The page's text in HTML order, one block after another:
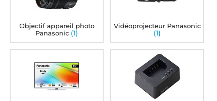
Objectif appareil photo
Panasonic (1)
Vidéoprojecteur Panasonic
(1)